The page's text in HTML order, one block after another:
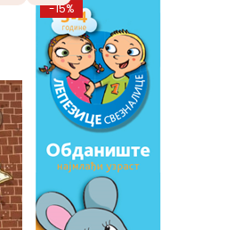
-15%